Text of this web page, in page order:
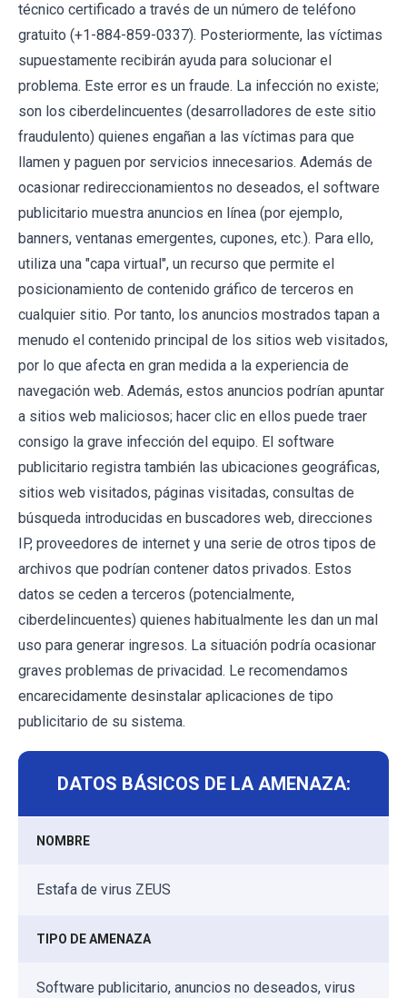
técnico certificado a través de un número de teléfono
gratuito (+1-884-859-0337). Posteriormente, las víctimas
supuestamente recibirán ayuda para solucionar el
problema. Este error es un fraude. La infección no existe;
son los ciberdelincuentes (desarrolladores de este sitio
fraudulento) quienes engañan a las víctimas para que
llamen y paguen por servicios innecesarios. Además de
ocasionar redireccionamientos no deseados, el software
publicitario muestra anuncios en línea (por ejemplo,
banners, ventanas emergentes, cupones, etc.). Para ello,
utiliza una "capa virtual", un recurso que permite el
posicionamiento de contenido gráfico de terceros en
cualquier sitio. Por tanto, los anuncios mostrados tapan a
menudo el contenido principal de los sitios web visitados,
por lo que afecta en gran medida a la experiencia de
navegación web. Además, estos anuncios podrían apuntar
a sitios web maliciosos; hacer clic en ellos puede traer
consigo la grave infección del equipo. El software
publicitario registra también las ubicaciones geográficas,
sitios web visitados, páginas visitadas, consultas de
búsqueda introducidas en buscadores web, direcciones
IP, proveedores de internet y una serie de otros tipos de
archivos que podrían contener datos privados. Estos
datos se ceden a terceros (potencialmente,
ciberdelincuentes) quienes habitualmente les dan un mal
uso para generar ingresos. La situación podría ocasionar
graves problemas de privacidad. Le recomendamos
encarecidamente desinstalar aplicaciones de tipo
publicitario de su sistema.
DATOS BÁSICOS DE LA AMENAZA:
NOMBRE
Estafa de virus ZEUS
TIPO DE AMENAZA
Software publicitario, anuncios no deseados, virus